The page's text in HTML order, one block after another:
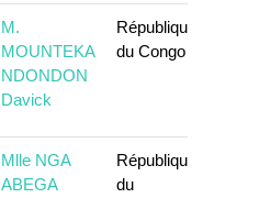
M.
MOUNTEKA
NDONDON
Davick
République
du Congo
Mlle NGA
ABEGA
République
du